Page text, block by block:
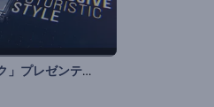
「デジタル・ハイテク」プレゼンテーション